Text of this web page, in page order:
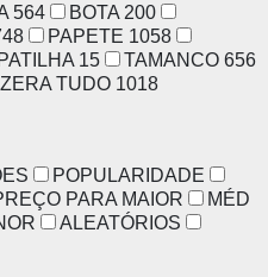
564 BOTA 200
PAPETE 1058
15 TAMANCO 656
TUDO 1018
POPULARIDADE
PARA MAIOR
MÉD
ALEATÓRIOS